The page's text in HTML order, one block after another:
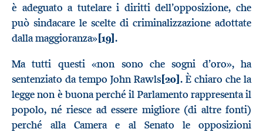
è adeguato a tutelare i diritti dell’opposizione, che
può sindacare le scelte di criminalizzazione adottate
dalla maggioranza»[19].
Ma tutti questi «non sono che sogni d’oro», ha
sentenziato da tempo John Rawls[20]. È chiaro che la
legge non è buona perché il Parlamento rappresenta il
popolo, né riesce ad essere migliore (di altre fonti)
perché alla Camera e al Senato le opposizioni